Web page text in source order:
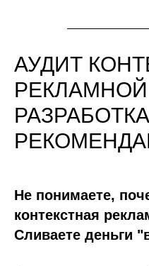
АУДИТ
РАЗРАБОТКА
Не понимаете,
контекстная
Сливаете деньги